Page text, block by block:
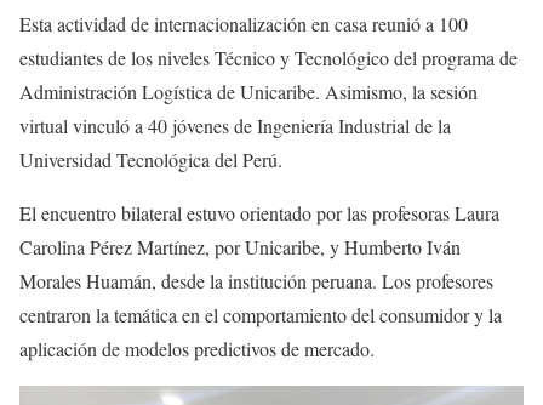
Esta actividad de internacionalización en casa reunió a 100
estudiantes de los niveles Técnico y Tecnológico del programa de
Administración Logística de Unicaribe. Asimismo, la sesión
virtual vinculó a 40 jóvenes de Ingeniería Industrial de la
Universidad Tecnológica del Perú.
El encuentro bilateral estuvo orientado por las profesoras Laura
Carolina Pérez Martínez, por Unicaribe, y Humberto Iván
Morales Huamán, desde la institución peruana. Los profesores
centraron la temática en el comportamiento del consumidor y la
aplicación de modelos predictivos de mercado.